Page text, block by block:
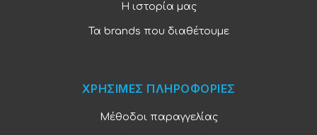
Η ιστορία μας
Τα brands που διαθέτουμε
ΧΡΗΣΙΜΕΣ ΠΛΗΡΟΦΟΡΙΕΣ
Μέθοδοι παραγγελίας